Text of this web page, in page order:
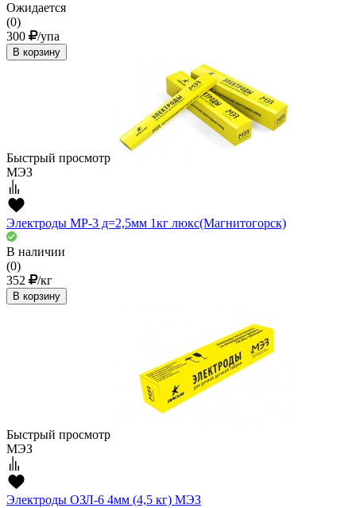
Ожидается
(0)
300
/упа
В корзину
Быстрый просмотр
МЭЗ
Электроды МР-3 д=2,5мм 1кг люкс(Магнитогорск)
В наличии
(0)
352
/кг
В корзину
Быстрый просмотр
МЭЗ
Электроды ОЗЛ-6 4мм (4,5 кг) МЭЗ